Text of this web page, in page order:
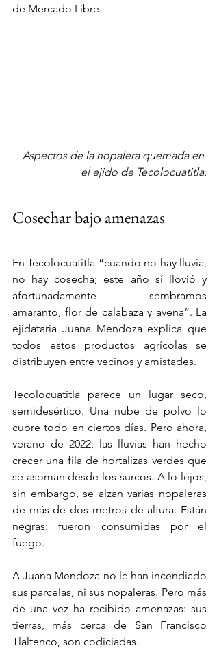
de Mercado Libre.
Aspectos de la nopalera quemada en
el ejido de Tecolocuatitla.
Cosechar bajo amenazas
En Tecolocuatitla “cuando no hay lluvia,
no hay cosecha; este año sí llovió y
afortunadamente sembramos
amaranto, flor de calabaza y avena”. La
ejidataria Juana Mendoza explica que
todos estos productos agrícolas se
distribuyen entre vecinos y amistades.
Tecolocuatitla parece un lugar seco,
semidesértico. Una nube de polvo lo
cubre todo en ciertos días. Pero ahora,
verano de 2022, las lluvias han hecho
crecer una fila de hortalizas verdes que
se asoman desde los surcos. A lo lejos,
sin embargo, se alzan varias nopaleras
de más de dos metros de altura. Están
negras: fueron consumidas por el
fuego.
A Juana Mendoza no le han incendiado
sus parcelas, ni sus nopaleras. Pero más
de una vez ha recibido amenazas: sus
tierras, más cerca de San Francisco
Tlaltenco, son codiciadas.